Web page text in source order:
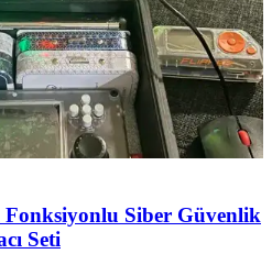
Siber Güvenlik
Seti